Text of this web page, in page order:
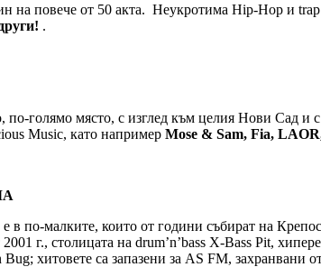
на повече от 50 акта. Неукротима Hip-Hop и
.
по-голямо място, с изглед към целия Нови Сад и
Music, като например Mose & Sam, Fia,
в по-малките, които от години събират на
г., столицата на drum’n’bass X-Bass Pit,
хитовете са запазени за AS FM, захранвани